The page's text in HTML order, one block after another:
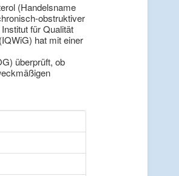
(Handelsname
obstruktiver
für Qualität
hat mit einer
überprüft, ob